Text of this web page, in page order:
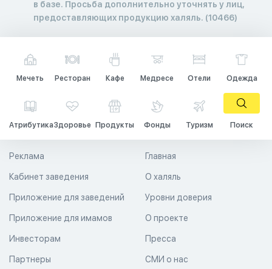
в базе. Просьба дополнительно уточнять у лиц,
предоставляющих продукцию халяль. (10466)
Мечеть Ресторан Кафе Медресе Отели Одежда
АтрибутикаЗдоровье Продукты Фонды Туризм Поиск
Главная
О халяль
Уровни доверия
Реклама
Кабинет заведения
Приложение для заведений
Приложение для имамов О проекте
Пресса
СМИ о нас
Инвесторам
Партнеры